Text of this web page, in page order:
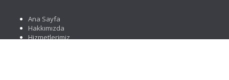
Ana Sayfa
Hakkımızda
Hizmetlerimiz